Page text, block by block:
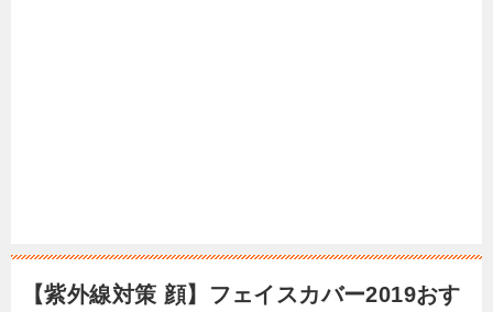
【紫外線対策 顔】フェイスカバー2019おす